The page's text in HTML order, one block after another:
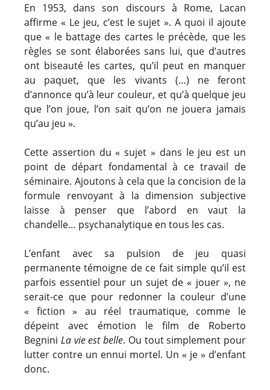
En 1953, dans son discours à Rome, Lacan
affirme « Le jeu, c’est le sujet ». A quoi il ajoute
que « le battage des cartes le précède, que les
règles se sont élaborées sans lui, que d’autres
ont biseauté les cartes, qu’il peut en manquer
au paquet, que les vivants (…) ne feront
d’annonce qu’à leur couleur, et qu’à quelque jeu
que l’on joue, l’on sait qu’on ne jouera jamais
qu’au jeu ».
Cette assertion du « sujet » dans le jeu est un
point de départ fondamental à ce travail de
séminaire. Ajoutons à cela que la concision de la
formule renvoyant à la dimension subjective
laisse à penser que l’abord en vaut la
chandelle… psychanalytique en tous les cas.
L’enfant avec sa pulsion de jeu quasi
permanente témoigne de ce fait simple qu’il est
parfois essentiel pour un sujet de « jouer », ne
serait-ce que pour redonner la couleur d’une
« fiction » au réel traumatique, comme le
dépeint avec émotion le film de Roberto
Begnini La vie est belle. Ou tout simplement pour
lutter contre un ennui mortel. Un « je » d’enfant
donc.